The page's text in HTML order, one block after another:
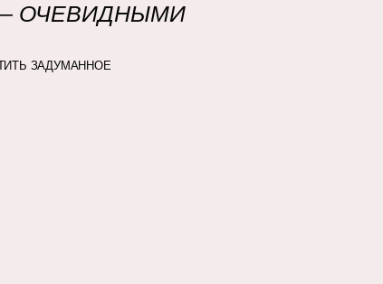
ЗАДУМАННОЕ
ОЧЕВИДНЫМИ